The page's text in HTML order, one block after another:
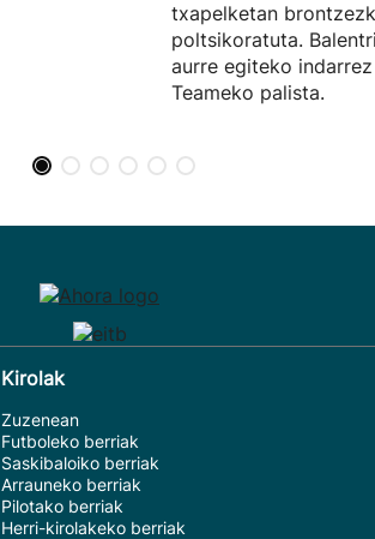
txapelketan
poltsikoratuta.
aurre egiteko
Teameko palista.
Kirolak
Zuzenean
Futboleko berriak
Saskibaloiko berriak
Arrauneko berriak
Pilotako berriak
Herri-kirolakeko berriak